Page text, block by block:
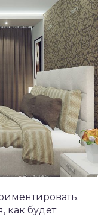
как будет